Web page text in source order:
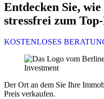
Entdecken Sie,
stressfrei zum
KOSTENLOSES
Der Ort an dem Sie Ihre
Preis verkaufen.